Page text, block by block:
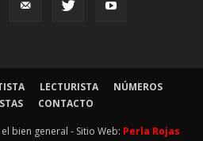
LECTURISTA
NÚMEROS
CONTACTO
bien general - Sitio Web: Perla Rojas